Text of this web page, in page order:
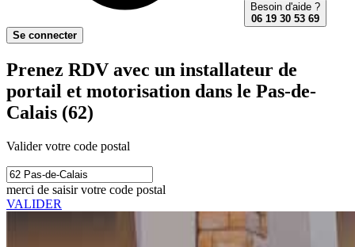
Besoin d'aide ?
06 19 30 53 69
Se connecter
Prenez RDV avec un installateur de
portail et motorisation dans le Pas-de-
Calais (62)
Valider votre code postal
merci de saisir votre code postal
VALIDER